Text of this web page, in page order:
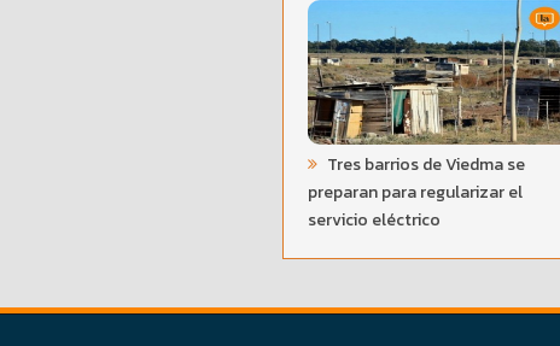
Tres barrios de Viedma se
preparan para regularizar el
servicio eléctrico